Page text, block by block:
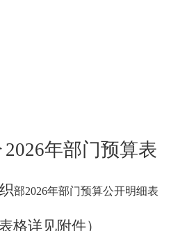
2026年部门预算表
部2026年部门预算公开明细表
表格详见附件）